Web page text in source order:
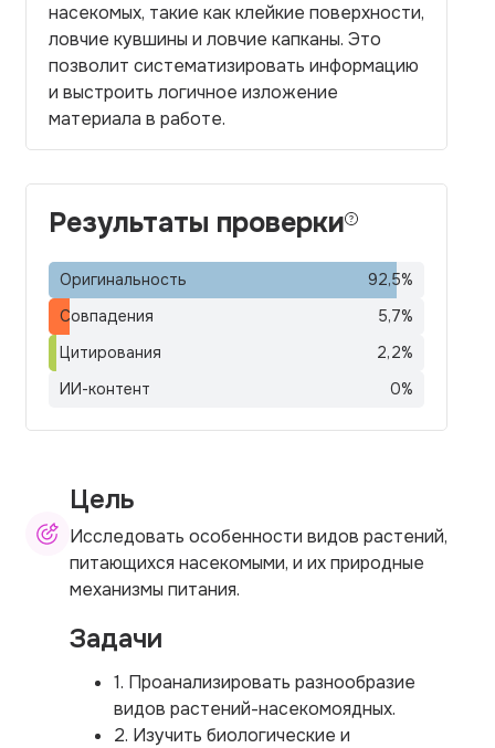
насекомых, такие как клейкие поверхности,
ловчие кувшины и ловчие капканы. Это
позволит систематизировать информацию
и выстроить логичное изложение
материала в работе.
Результаты проверки
Оригинальность 92,5%
Совпадения
5,7%
Цитирования
2,2%
ИИ-контент
0%
Цель
Исследовать особенности видов растений,
питающихся насекомыми, и их природные
механизмы питания.
Задачи
1. Проанализировать разнообразие
видов растений-насекомоядных.
2. Изучить биологические и